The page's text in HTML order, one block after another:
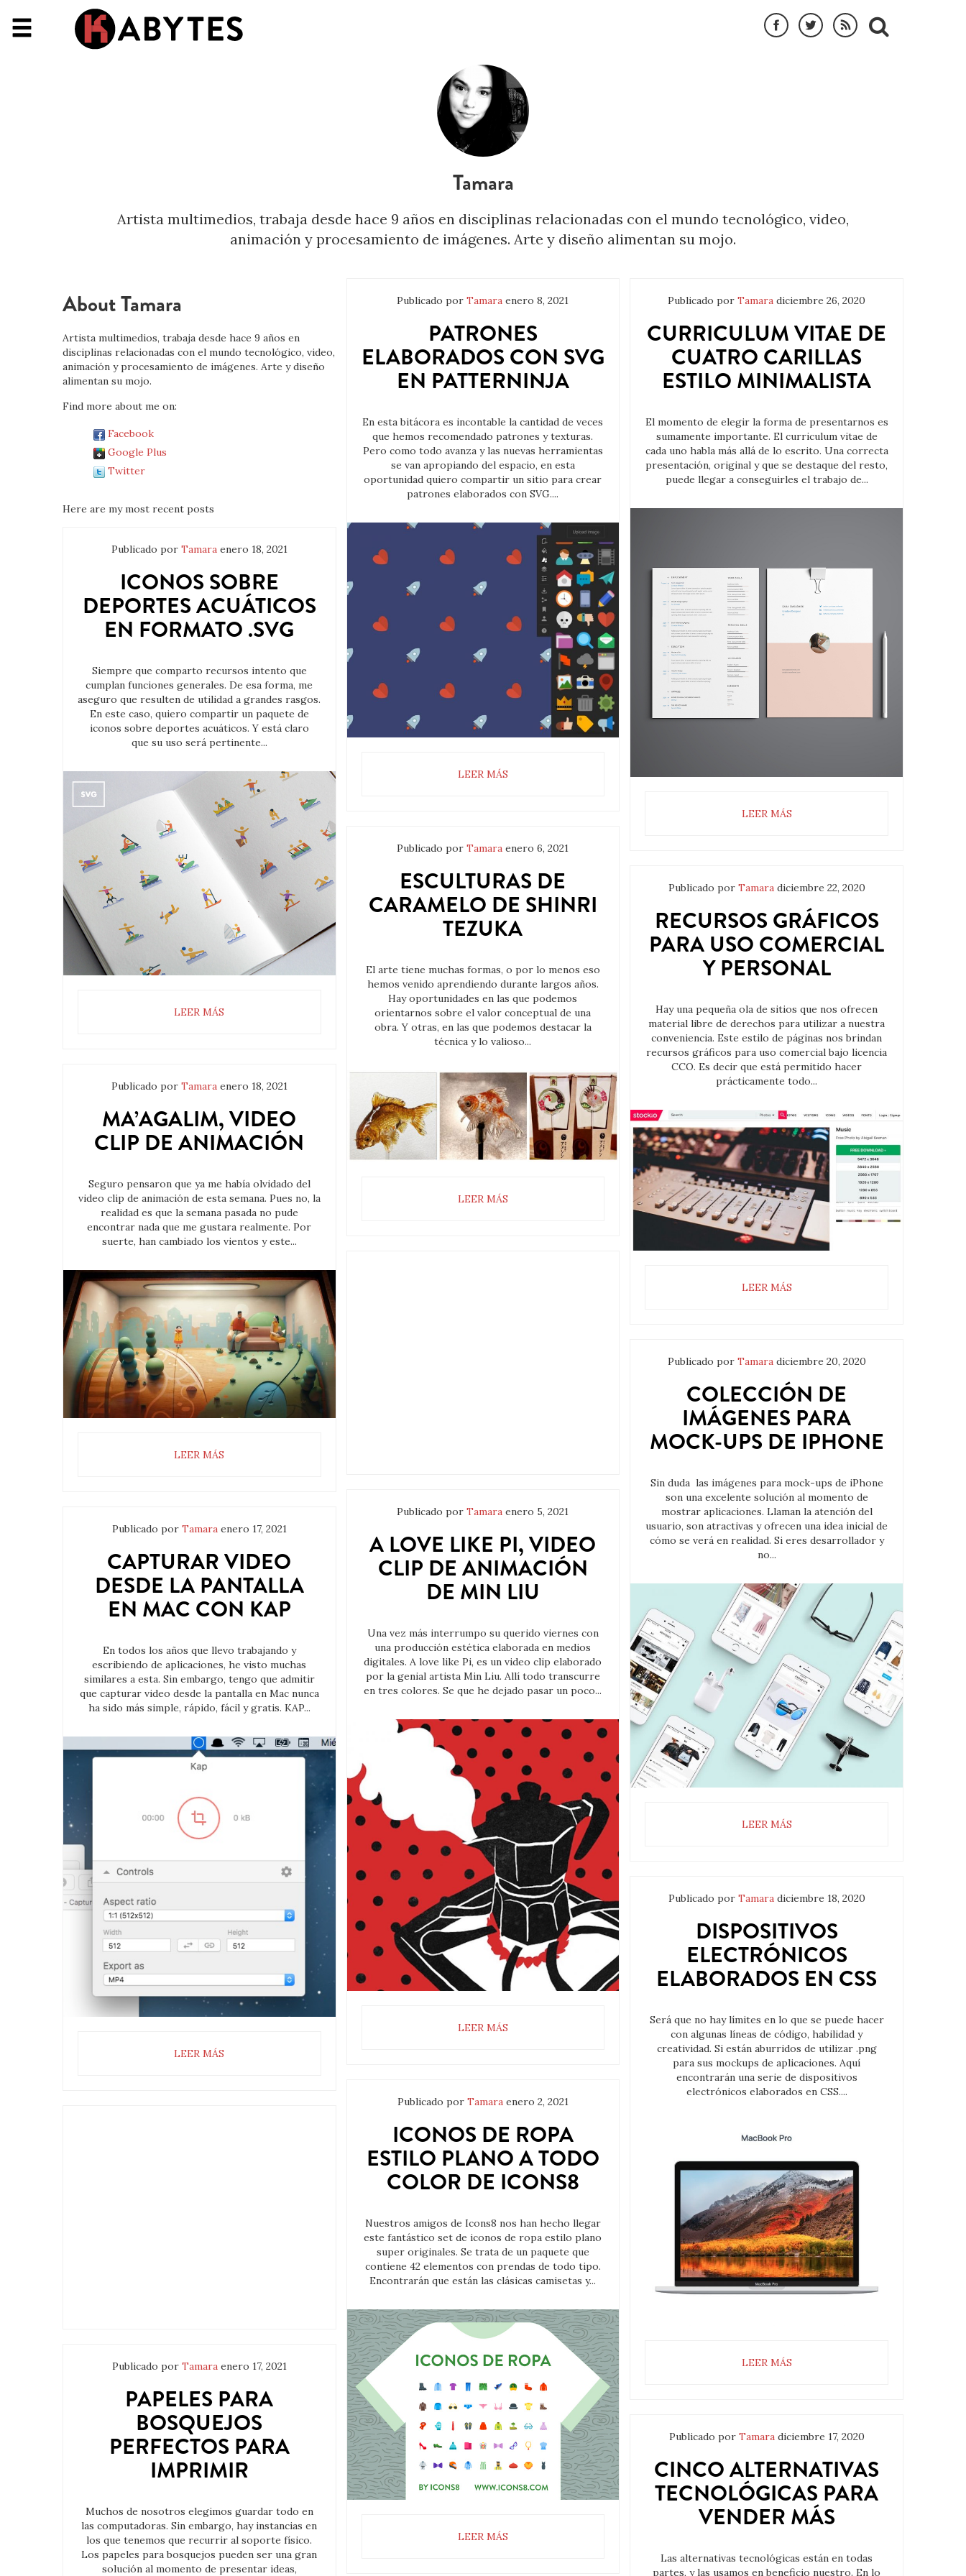
Tamara
Artista multimedios, trabaja desde hace 9 años en disciplinas relacionadas con el mundo tecnológico, video,
animación y procesamiento de imágenes. Arte y diseño alimentan su mojo.
About Tamara
Artista multimedios, trabaja desde hace 9 años en
disciplinas relacionadas con el mundo tecnológico, video,
animación y procesamiento de imágenes. Arte y diseño
alimentan su mojo.
Find more about me on:
Facebook
Google Plus
Twitter
Here are my most recent posts
Publicado por Tamara enero 18, 2021
ICONOS SOBRE
DEPORTES ACUÁTICOS
EN FORMATO .SVG
Siempre que comparto recursos intento que
cumplan funciones generales. De esa forma, me
aseguro que resulten de utilidad a grandes rasgos.
En este caso, quiero compartir un paquete de
iconos sobre deportes acuáticos. Y está claro
que su uso será pertinente...
LEER MÁS
Publicado por Tamara enero 18, 2021
MA’AGALIM, VIDEO
CLIP DE ANIMACIÓN
Seguro pensaron que ya me había olvidado del
video clip de animación de esta semana. Pues no, la
realidad es que la semana pasada no pude
encontrar nada que me gustara realmente. Por
suerte, han cambiado los vientos y este...
LEER MÁS
Publicado por Tamara enero 17, 2021
CAPTURAR VIDEO
DESDE LA PANTALLA
EN MAC CON KAP
En todos los años que llevo trabajando y
escribiendo de aplicaciones, he visto muchas
similares a esta. Sin embargo, tengo que admitir
que capturar video desde la pantalla en Mac nunca
ha sido más simple, rápido, fácil y gratis. KAP...
LEER MÁS
Publicado por Tamara enero 17, 2021
PAPELES PARA
BOSQUEJOS
PERFECTOS PARA
IMPRIMIR
Muchos de nosotros elegimos guardar todo en
las computadoras. Sin embargo, hay instancias en
los que tenemos que recurrir al soporte físico.
Los papeles para bosquejos pueden ser una gran
solución al momento de presentar ideas,
Publicado porTamara enero 8, 2021
PATRONES
ELABORADOS CON SVG
EN PATTERNINJA
En esta bitácora es incontable la cantidad de veces
que hemos recomendado patrones y texturas.
Pero como todo avanza y las nuevas herramientas
se van apropiando del espacio, en esta
oportunidad quiero compartir un sitio para crear
patrones elaborados con SVG....
LEER MÁS
Publicado porTamara enero 6, 2021
ESCULTURAS DE
CARAMELO DE SHINRI
TEZUKA
El arte tiene muchas formas, o por lo menos eso
hemos venido aprendiendo durante largos años.
Hay oportunidades en las que podemos
orientarnos sobre el valor conceptual de una
obra. Y otras, en las que podemos destacar la
técnica y lo valioso...
LEER MÁS
Publicado porTamara enero 5, 2021
A LOVE LIKE PI, VIDEO
CLIP DE ANIMACIÓN
DE MIN LIU
Una vez más interrumpo su querido viernes con
una producción estética elaborada en medios
digitales. A love like Pi, es un video clip elaborado
por la genial artista Min Liu. Allí todo transcurre
en tres colores. Se que he dejado pasar un poco...
LEER MÁS
Publicado por Tamara enero 2, 2021
ICONOS DE ROPA
ESTILO PLANO A TODO
COLOR DE ICONS8
Nuestros amigos de Icons8 nos han hecho llegar
este fantástico set de iconos de ropa estilo plano
super originales. Se trata de un paquete que
contiene 42 elementos con prendas de todo tipo.
Encontrarán que están las clásicas camisetas y...
LEER MÁS
Publicado porTamara diciembre 26, 2020
CURRICULUM VITAE DE
CUATRO CARILLAS
ESTILO MINIMALISTA
El momento de elegir la forma de presentarnos es
sumamente importante. El curriculum vitae de
cada uno habla más allá de lo escrito. Una correcta
presentación, original y que se destaque del resto,
puede llegar a conseguirles el trabajo de...
LEER MÁS
Publicado por Tamara diciembre 22, 2020
RECURSOS GRÁFICOS
PARA USO COMERCIAL
Y PERSONAL
Hay una pequeña ola de sitios que nos ofrecen
material libre de derechos para utilizar a nuestra
conveniencia. Este estilo de páginas nos brindan
recursos gráficos para uso comercial bajo licencia
CCO. Es decir que está permitido hacer
prácticamente todo...
LEER MÁS
Publicado por Tamara diciembre 20, 2020
COLECCIÓN DE
IMÁGENES PARA
MOCK-UPS DE IPHONE
Sin duda las imágenes para mock-ups de iPhone
son una excelente solución al momento de
mostrar aplicaciones. Llaman la atención del
usuario, son atractivas y ofrecen una idea inicial de
cómo se verá en realidad. Si eres desarrollador y
no...
LEER MÁS
Publicado por Tamara diciembre 18, 2020
DISPOSITIVOS
ELECTRÓNICOS
ELABORADOS EN CSS
Será que no hay límites en lo que se puede hacer
con algunas líneas de código, habilidad y
creatividad. Si están aburridos de utilizar .png
para sus mockups de aplicaciones. Aquí
encontrarán una serie de dispositivos
electrónicos elaborados en CSS....
LEER MÁS
Publicado por Tamara diciembre 17, 2020
CINCO ALTERNATIVAS
TECNOLÓGICAS PARA
VENDER MÁS
Las alternativas tecnológicas están en todas
partes, y las usamos en beneficio nuestro. En lo